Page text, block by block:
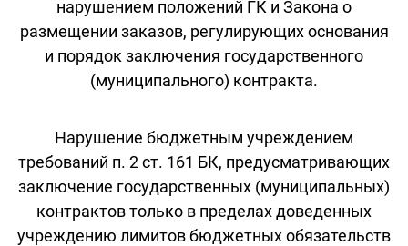
нарушением положений ГК и Закона о
размещении заказов, регулирующих основания
и порядок заключения государственного
(муниципального) контракта.
Нарушение бюджетным учреждением
требований п. 2 ст. 161 БК, предусматривающих
заключение государственных (муниципальных)
контрактов только в пределах доведенных
учреждению лимитов бюджетных обязательств